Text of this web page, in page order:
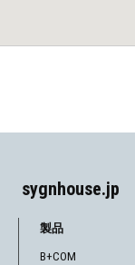
sygnhouse.jp
製品
B+COM